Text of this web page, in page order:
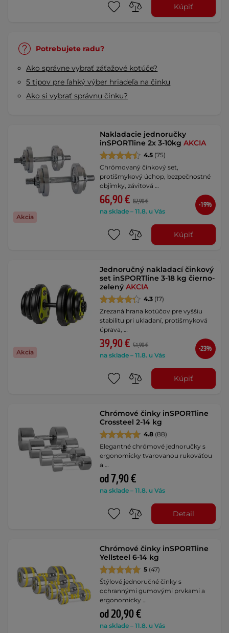
Kúpiť
Potrebujete radu?
Ako správne vybrať záťažové kotúče?
5 tipov pre ľahký výber hriadeľa na činku
Ako si vybrať správnu činku?
Akcia
Nakladacie jednoručky
inSPORTline 2x 3-10kgAKCIA
4.5 (75)
Chrómovaný činkový set,
protišmykový úchop, bezpečnostné
objímky, závitová …
66,90 € 82,90 €
na sklade – 11.8. u Vás
-19%
Kúpiť
Akcia
Jednoručný nakladací činkový
set inSPORTline 3-18 kg čierno-
zelenýAKCIA
4.3 (17)
Zrezaná hrana kotúčov pre vyššiu
stabilitu pri ukladaní, protišmyková
úprava, …
39,90 € 51,90 €
na sklade – 11.8. u Vás
-23%
Kúpiť
Chrómové činky inSPORTline
Crossteel 2-14 kg
4.8 (88)
Elegantné chrómové jednoručky s
ergonomicky tvarovanou rukoväťou
a …
od 7,90 €
na sklade – 11.8. u Vás
Detail
Chrómové činky inSPORTline
Yellsteel 6-14 kg
5 (47)
Štýlové jednoručné činky s
ochrannými gumovými prvkami a
ergonomicky …
od 20,90 €
na sklade – 11.8. u Vás